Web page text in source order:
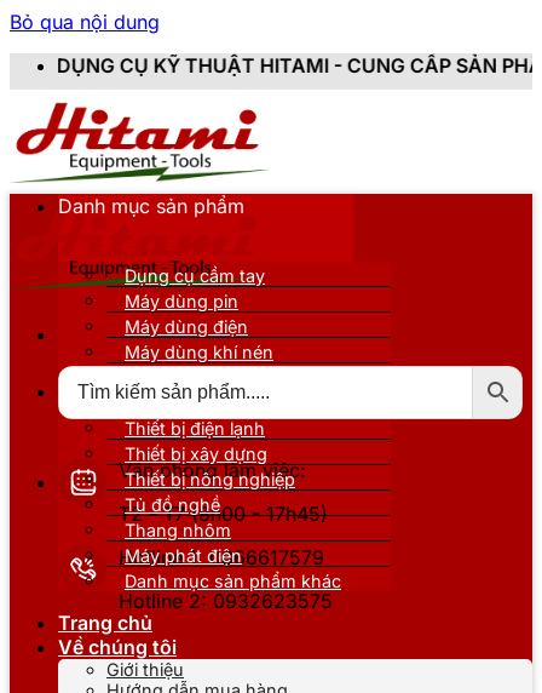
Bỏ qua nội dung
HITAMI - CUNG CẤP SẢN PHẨM CHÍNH HÃNG,
Văn phòng làm việc:
T2 - T7 (8h00 - 17h45)
Hotline 1: 0866617579
Hotline 2: 0932623575
Danh mục sản phẩm
Dụng cụ cầm tay
Máy dùng pin
Máy dùng điện
Máy dùng khí nén
Thiết bị nâng đỡ
Thiết bị điện lạnh
Thiết bị xây dựng
Thiết bị nông nghiệp
Tủ đồ nghề
Thang nhôm
Máy phát điện
Danh mục sản phẩm khác
Trang chủ
Về chúng tôi
Giới thiệu